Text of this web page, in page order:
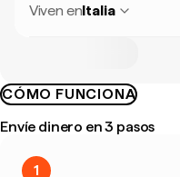
Viven enItalia
CÓMO FUNCIONA
Envíe dinero en 3 pasos
1